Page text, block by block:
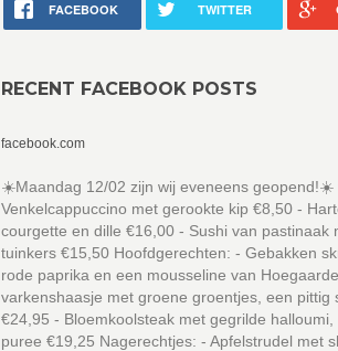
FACEBOOK TWITTER
RECENT FACEBOOK POSTS
facebook.com
☀️Maandag 12/02 zijn wij eveneens geopend!☀️
Venkelcappuccino met gerookte kip €8,50 -
courgette en dille €16,00 - Sushi van
tuinkers €15,50 Hoofdgerechten: - Gebakken
rode paprika en een mousseline van
varkenshaasje met groene groentjes, een
€24,95 - Bloemkoolsteak met gegrilde
puree €19,25 Nagerechtjes: - Apfelstrudel met